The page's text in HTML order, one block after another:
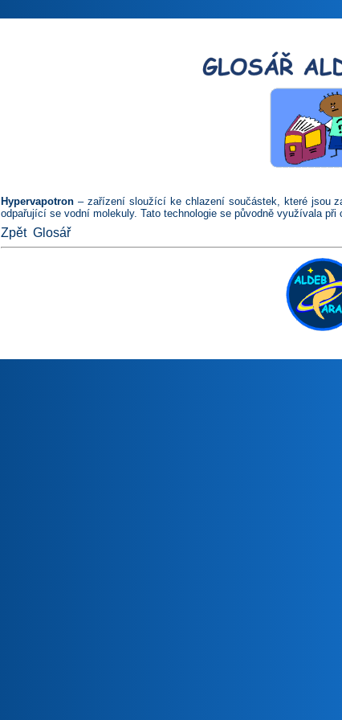
Hypervapotron – zařízení sloužící ke chlazení součástek, které jsou
odpařující se vodní molekuly. Tato technologie se původně využívala při
Zpět Glosář